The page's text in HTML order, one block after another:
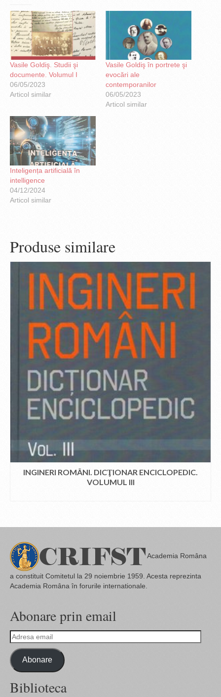
Vasile Goldiş. Studii şi
documente. Volumul I
06/05/2023
Articol similar
Vasile Goldiş în portrete şi
evocări ale
contemporanilor
06/05/2023
Articol similar
Inteligența artificială în
intelligence
04/12/2024
Articol similar
Produse similare
INGINERI ROMÂNI. DICŢIONAR ENCICLOPEDIC.
VOLUMUL III
Academia Româna
a constituit Comitetul la 29 noiembrie 1959. Acesta reprezinta
Academia Româna în forurile internationale.
Abonare prin email
Adresa
email
Abonare
Biblioteca